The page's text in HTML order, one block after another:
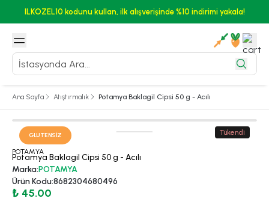
ILKOZEL10 kodunu kullan, ilk alışverişinde %10 indirimi yakala!
Ana Sayfa Atıştırmalık Potamya Baklagil Cipsi 50 g - Acılı
GLUTENSIZ Tükendi
POTAMYA
Potamya Baklagil Cipsi 50 g - Acılı
Marka:POTAMYA
Ürün Kodu:8682304680496
₺ 45.00